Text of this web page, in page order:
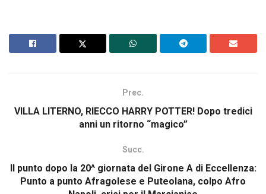
Prec.
VILLA LITERNO, RIECCO HARRY POTTER! Dopo tredici
anni un ritorno “magico”
Succ.
Il punto dopo la 20^ giornata del Girone A di Eccellenza:
Punto a punto Afragolese e Puteolana, colpo Afro